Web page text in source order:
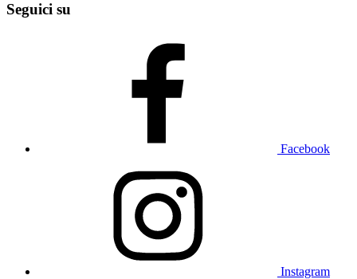
Seguici su
Facebook
Instagram